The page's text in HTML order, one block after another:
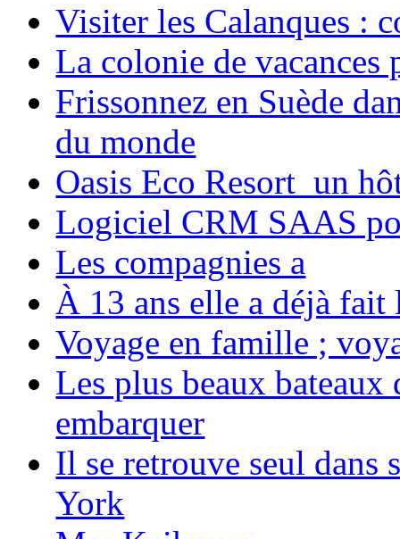
Visiter les Calanques :
La colonie de vacances
Frissonnez en Suède
du monde
Oasis Eco Resort un
Logiciel CRM SAAS
Les compagnies a
À 13 ans elle a déjà
Voyage en famille ;
Les plus beaux bateaux
embarquer
Il se retrouve seul dans
York